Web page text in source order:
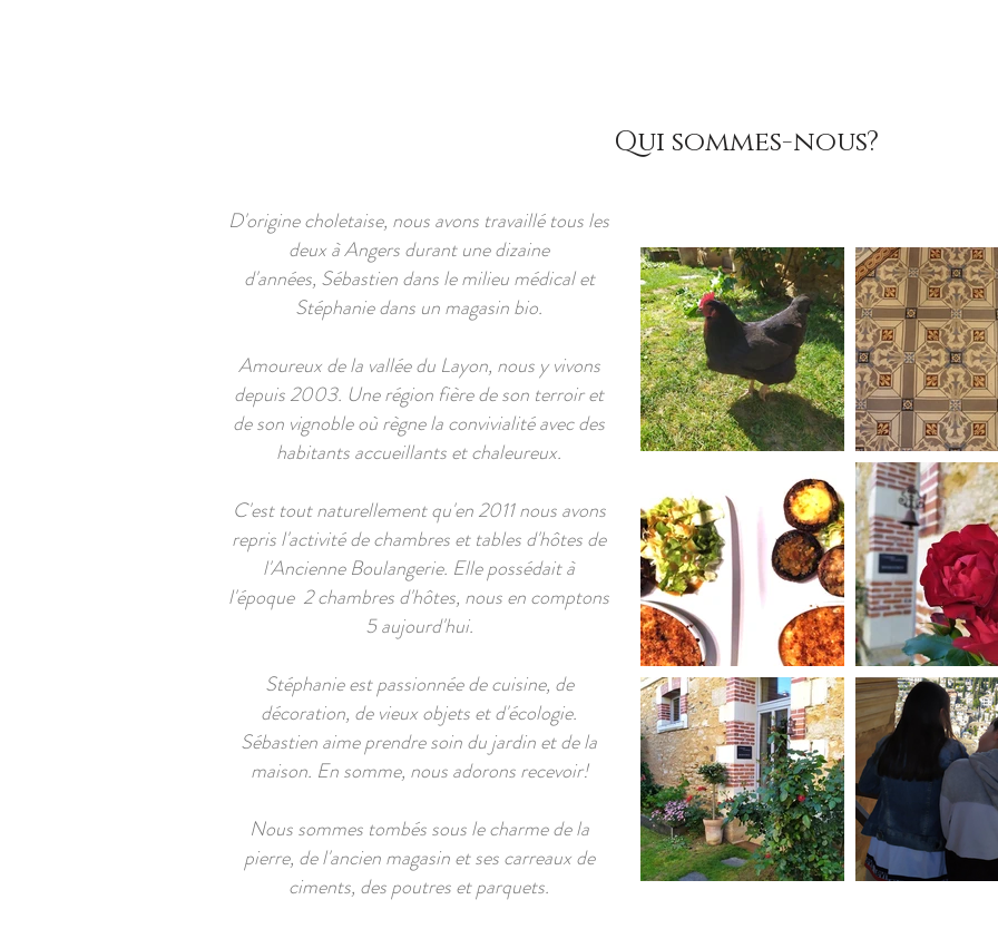
Qui sommes-nous?
D'origine choletaise, nous avons travaillé tous les
deux à Angers durant une dizaine
d'années, Sébastien dans le milieu médical et
Stéphanie dans un magasin bio.
Amoureux de la vallée du Layon, nous y vivons
depuis 2003. Une région fière de son terroir et
de son vignoble où règne la convivialité avec des
habitants accueillants et chaleureux.
C'est tout naturellement qu'en 2011 nous avons
repris l'activité de chambres et tables d'hôtes de
l'Ancienne Boulangerie. Elle possédait à
l'époque 2 chambres d'hôtes, nous en comptons
5 aujourd'hui.
Stéphanie est passionnée de cuisine, de
décoration, de vieux objets et d'écologie.
Sébastien aime prendre soin du jardin et de la
maison. En somme, nous adorons recevoir!
Nous sommes tombés sous le charme de la
pierre, de l'ancien magasin et ses carreaux de
ciments, des poutres et parquets.